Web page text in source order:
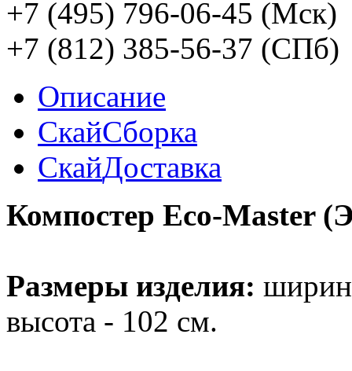
+7 (495) 796-06-45 (Мск)
+7 (812) 385-56-37 (СПб)
Описание
СкайСборка
СкайДоставка
Компостер Eco-Master
Размеры изделия:
высота - 102 см.